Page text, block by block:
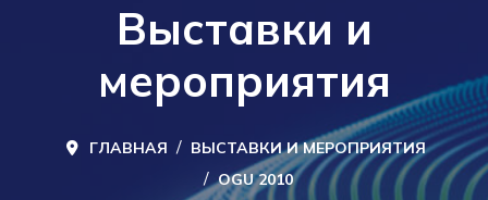
Выставки и
мероприятия
ГЛАВНАЯ
ВЫСТАВКИ И МЕРОПРИЯТИЯ
OGU 2010